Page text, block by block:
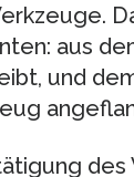
aus
und
des